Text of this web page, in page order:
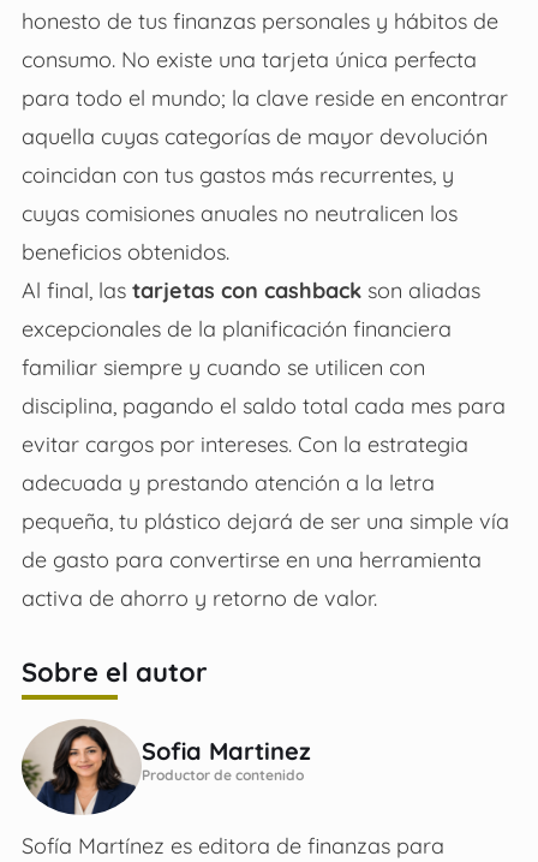
honesto de tus finanzas personales y hábitos de
consumo. No existe una tarjeta única perfecta
para todo el mundo; la clave reside en encontrar
aquella cuyas categorías de mayor devolución
coincidan con tus gastos más recurrentes, y
cuyas comisiones anuales no neutralicen los
beneficios obtenidos.
Al final, las tarjetas con cashbackson aliadas
excepcionales de la planificación financiera
familiar siempre y cuando se utilicen con
disciplina, pagando el saldo total cada mes para
evitar cargos por intereses. Con la estrategia
adecuada y prestando atención a la letra
pequeña, tu plástico dejará de ser una simple vía
de gasto para convertirse en una herramienta
activa de ahorro y retorno de valor.
Sobre el autor
Sofia Martinez
Productor de contenido
Sofía Martínez es editora de finanzas para